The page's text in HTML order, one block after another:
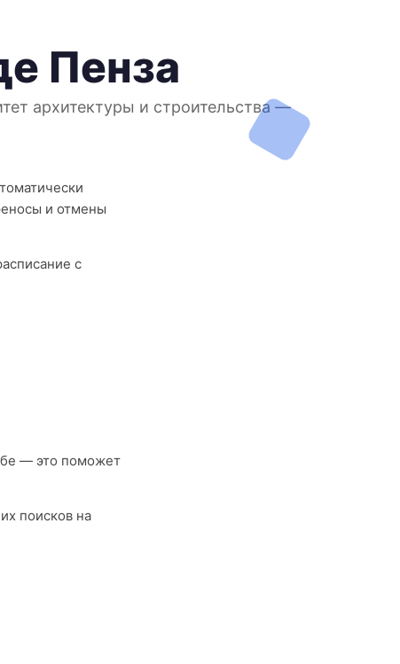
Пенза
архитектуры и строительства —
и отмены
с
— это поможет
поисков на